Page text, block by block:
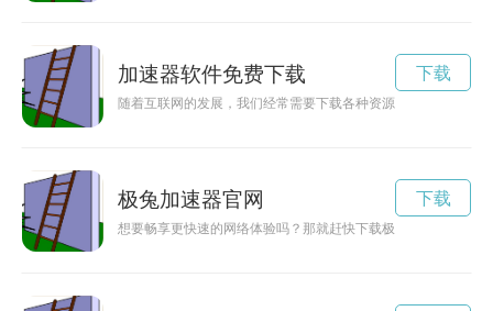
加速器软件免费下载
随着互联网的发展，我们经常需要下载各种资源，如电影、音
下载
极兔加速器官网
想要畅享更快速的网络体验吗？那就赶快下载极兔加速器吧！
下载